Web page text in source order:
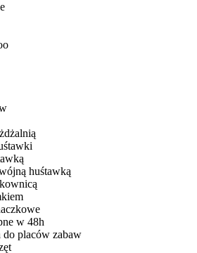
huśtawką
w 48h
do placów zabaw